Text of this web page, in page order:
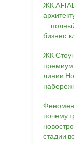
ЖК
—
бизнес-
ЖК
линии
Феномен
почему
стадии